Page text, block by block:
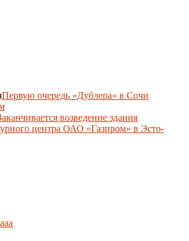
Первую очередь «Дублера» в Сочи
возведение здания
центра ОАО «Газпром» в Эсто-